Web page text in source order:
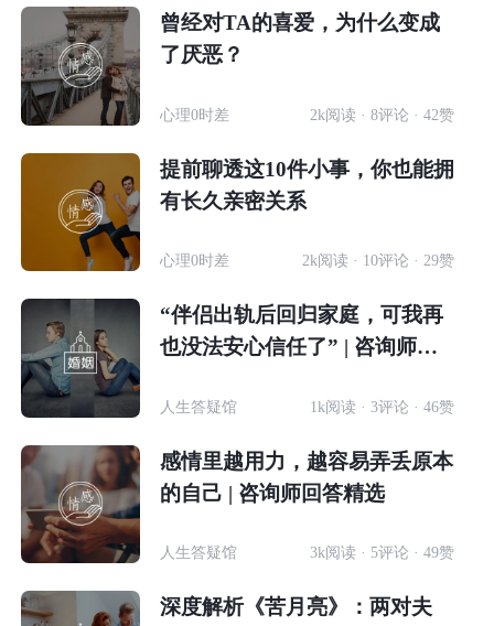
曾经对TA的喜爱，为什么变成
了厌恶？
心理0时差 2k阅读 · 8评论 · 42赞
提前聊透这10件小事，你也能拥
有长久亲密关系
心理0时差 2k阅读 · 10评论 · 29赞
“伴侣出轨后回归家庭，可我再
也没法安心信任了” | 咨询师答
人生答疑馆 1k阅读 · 3评论 · 46赞
感情里越用力，越容易弄丢原本
的自己 | 咨询师回答精选
人生答疑馆 3k阅读 · 5评论 · 49赞
深度解析《苦月亮》：两对夫